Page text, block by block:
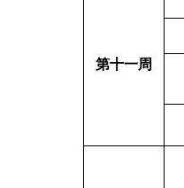
第十一周